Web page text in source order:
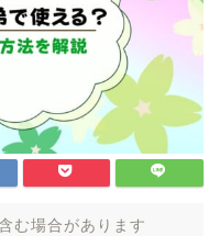
む場合があります